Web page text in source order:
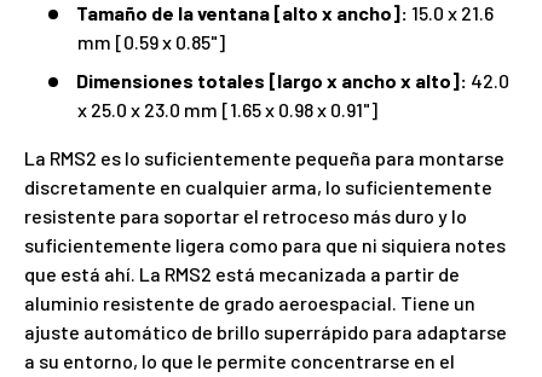
Tamaño de la ventana [alto x ancho]: 15.0 x 21.6
mm [0.59 x 0.85"]
Dimensiones totales [largo x ancho x alto]: 42.0
x 25.0 x 23.0 mm [1.65 x 0.98 x 0.91"]
La RMS2 es lo suficientemente pequeña para montarse
discretamente en cualquier arma, lo suficientemente
resistente para soportar el retroceso más duro y lo
suficientemente ligera como para que ni siquiera notes
que está ahí. La RMS2 está mecanizada a partir de
aluminio resistente de grado aeroespacial. Tiene un
ajuste automático de brillo superrápido para adaptarse
a su entorno, lo que le permite concentrarse en el